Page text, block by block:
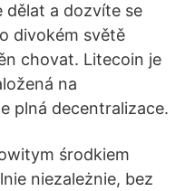
dělat a dozvíte se
divokém světě
chovat. Litecoin je
na
plná decentralizace.
środkiem
niezależnie, bez